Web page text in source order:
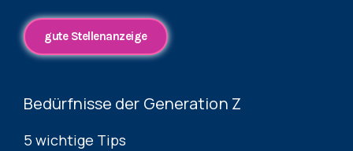
gute Stellenanzeige
Bedürfnisse der Generation Z
5 wichtige Tips